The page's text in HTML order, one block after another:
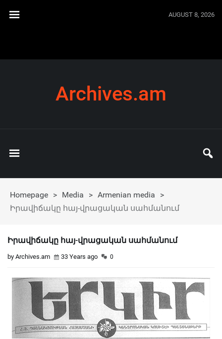
AUGUST 8, 2026
Archives.am
Homepage > Media > Armenian media
>
Իրավիճակը հայ-վրացական սահմանում
Իրավիճակը հայ-վրացական սահմանում
by Archives.am 33 Years ago 0